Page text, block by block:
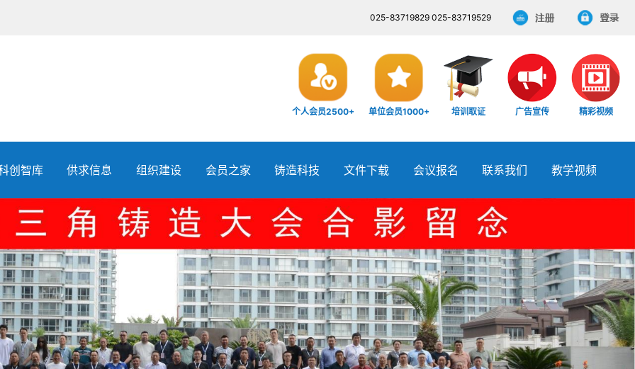
025-83719829 025-83719529
个人会员2500+ 单位会员1000+ 培训取证 广告宣传 精彩视频
创智库 供求信息 组织建设 会员之家 铸造科技 文件下载 会议报名 联系我们 教学视频